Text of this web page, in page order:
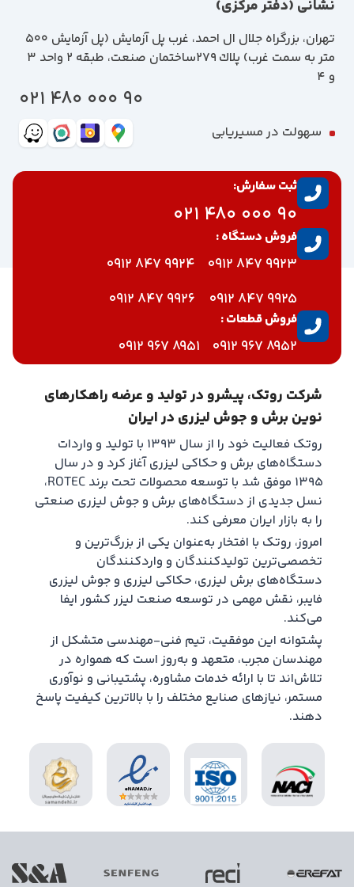
نشانی (دفتر مرکزی)
تهران، بزرگراه جلال ال احمد، غرب پل آزمايش (پل آزمايش ٥٠٠
متر به سمت غرب) پلاك 279ساختمان صنعت، طبقه 2 واحد 3
و 4
90 000 480 021
سهولت در مسیریابی
ثبت سفارش:
90 000 480 021
فروش دستگاه :
9923 847 0912
9924 847 0912
9925 847 0912
9926 847 0912
فروش قطعات :
8952 967 0912
8951 967 0912
شرکت روتک، پیشرو در تولید و عرضه راهکارهای
نوین برش و جوش لیزری در ایران
روتک فعالیت خود را از سال ۱۳۹۳ با تولید و واردات
دستگاه‌های برش و حکاکی لیزری آغاز کرد و در سال
۱۳۹۵ موفق شد با توسعه محصولات تحت برند ROTEC،
نسل جدیدی از دستگاه‌های برش و جوش لیزری صنعتی
را به بازار ایران معرفی کند.
امروز، روتک با افتخار به‌عنوان یکی از بزرگ‌ترین و
تخصصی‌ترین تولیدکنندگان و واردکنندگان
دستگاه‌های برش لیزری، حکاکی لیزری و جوش لیزری
فایبر، نقش مهمی در توسعه صنعت لیزر کشور ایفا
می‌کند.
پشتوانه این موفقیت، تیم فنی-مهندسی متشکل از
مهندسان مجرب، متعهد و به‌روز است که همواره در
تلاش‌اند تا با ارائه خدمات مشاوره، پشتیبانی و نوآوری
مستمر، نیازهای صنایع مختلف را با بالاترین کیفیت پاسخ
دهند.